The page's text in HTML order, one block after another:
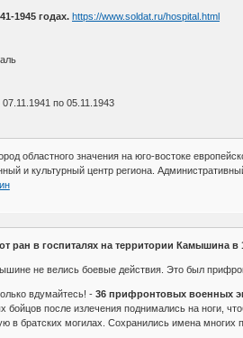
1945 годах. https://www.soldat.ru/hospital.html
по 05.11.1943
областного значения на юго-востоке
и культурный центр региона.
ран в госпиталях на территории Камышина в
не велись боевые действия. Это был
вдумайтесь! - 36 прифронтовых военных
бойцов после излечения поднимались на ноги,
в братских могилах. Сохранились имена многих